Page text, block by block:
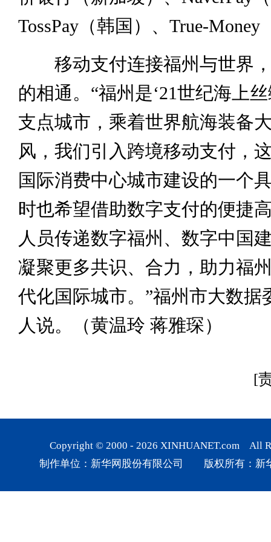
TossPay（韩国）、True-Money
移动支付连接福州与世界，
的相通。“福州是‘21世纪海上
支点城市，乘着世界航海装备
风，我们引入跨境移动支付，
国际消费中心城市建设的一个
时也希望借助数字支付的便捷
人员传递数字福州、数字中国
凝聚更多共识、合力，助力福
代化国际城市。”福州市大数据
人说。（黄温玲 蒋雅琛）
[
Copyright © 2000 - 2026 XINHUANET.com All
制作单位：新华网股份有限公司 版权所有：新